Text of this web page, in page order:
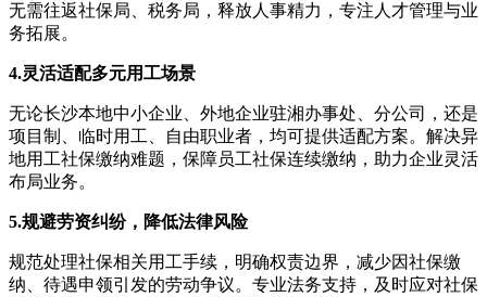
无需往返社保局、税务局，释放人事精力，专注人才管理与业
务拓展。
4.灵活适配多元用工场景
无论长沙本地中小企业、外地企业驻湘办事处、分公司，还是
项目制、临时用工、自由职业者，均可提供适配方案。解决异
地用工社保缴纳难题，保障员工社保连续缴纳，助力企业灵活
布局业务。
5.规避劳资纠纷，降低法律风险
规范处理社保相关用工手续，明确权责边界，减少因社保缴
纳、待遇申领引发的劳动争议。专业法务支持，及时应对社保